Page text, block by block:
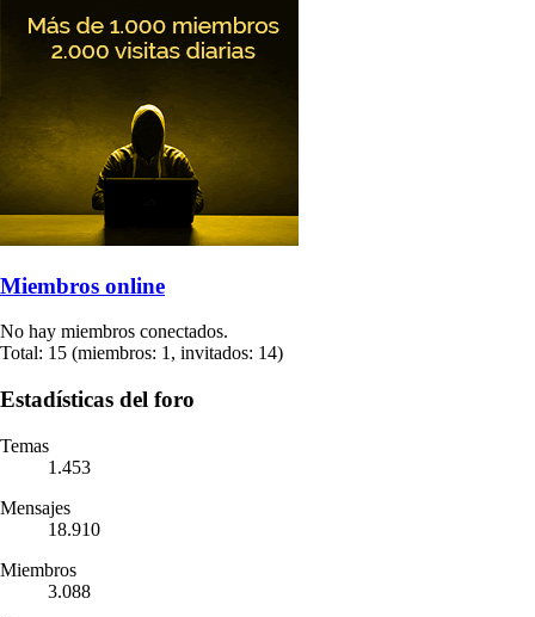
Miembros online
No hay miembros conectados.
Total: 15 (miembros: 1, invitados: 14)
Estadísticas del foro
Temas
1.453
Mensajes
18.910
Miembros
3.088